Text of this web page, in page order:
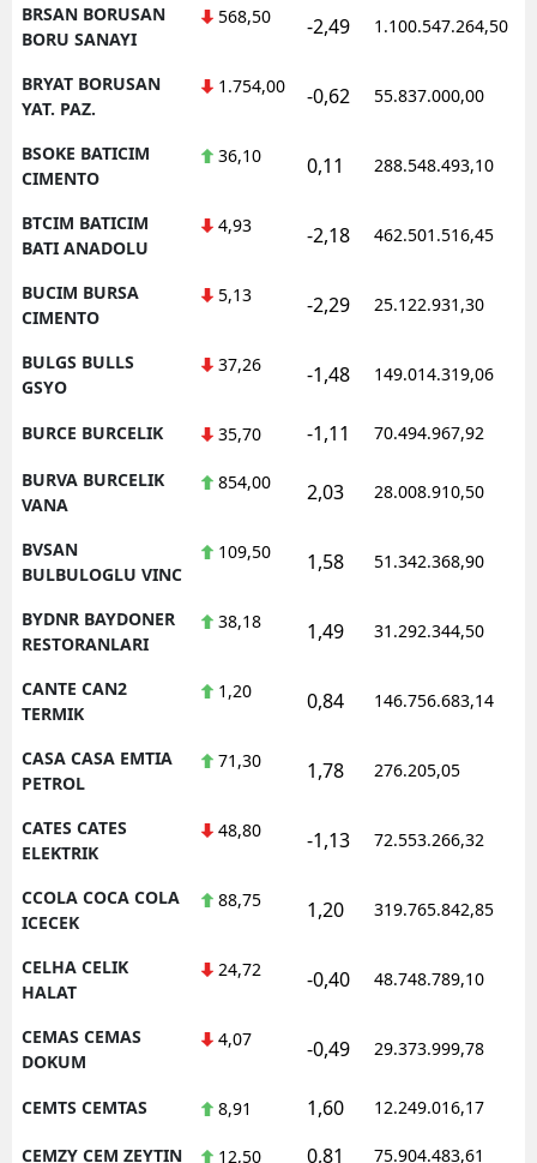
BRSAN BORUSAN
BORU SANAYI
568,50 -2,49 1.100.547.264,50
BRYAT BORUSAN
YAT. PAZ.
1.754,00 -0,62 55.837.000,00
BSOKE BATICIM
CIMENTO
36,10 0,11 288.548.493,10
BTCIM BATICIM
BATI ANADOLU
4,93 -2,18 462.501.516,45
BUCIM BURSA
CIMENTO
5,13 -2,29 25.122.931,30
BULGS BULLS
GSYO
37,26 -1,48 149.014.319,06
BURCE BURCELIK 35,70 -1,11 70.494.967,92
BURVA BURCELIK
VANA
854,00 2,03 28.008.910,50
BVSAN
BULBULOGLU VINC
109,50 1,58 51.342.368,90
BYDNR BAYDONER
RESTORANLARI
38,18 1,49 31.292.344,50
CANTE CAN2
TERMIK
1,20 0,84 146.756.683,14
CASA CASA EMTIA
PETROL
71,30 1,78 276.205,05
CATES CATES
ELEKTRIK
48,80 -1,13 72.553.266,32
CCOLA COCA COLA
ICECEK
88,75 1,20 319.765.842,85
CELHA CELIK
HALAT
24,72 -0,40 48.748.789,10
CEMAS CEMAS
DOKUM
4,07 -0,49 29.373.999,78
CEMTS CEMTAS 8,91 1,60 12.249.016,17
CEMZY CEM ZEYTIN 12,50 0,81 75.904.483,61